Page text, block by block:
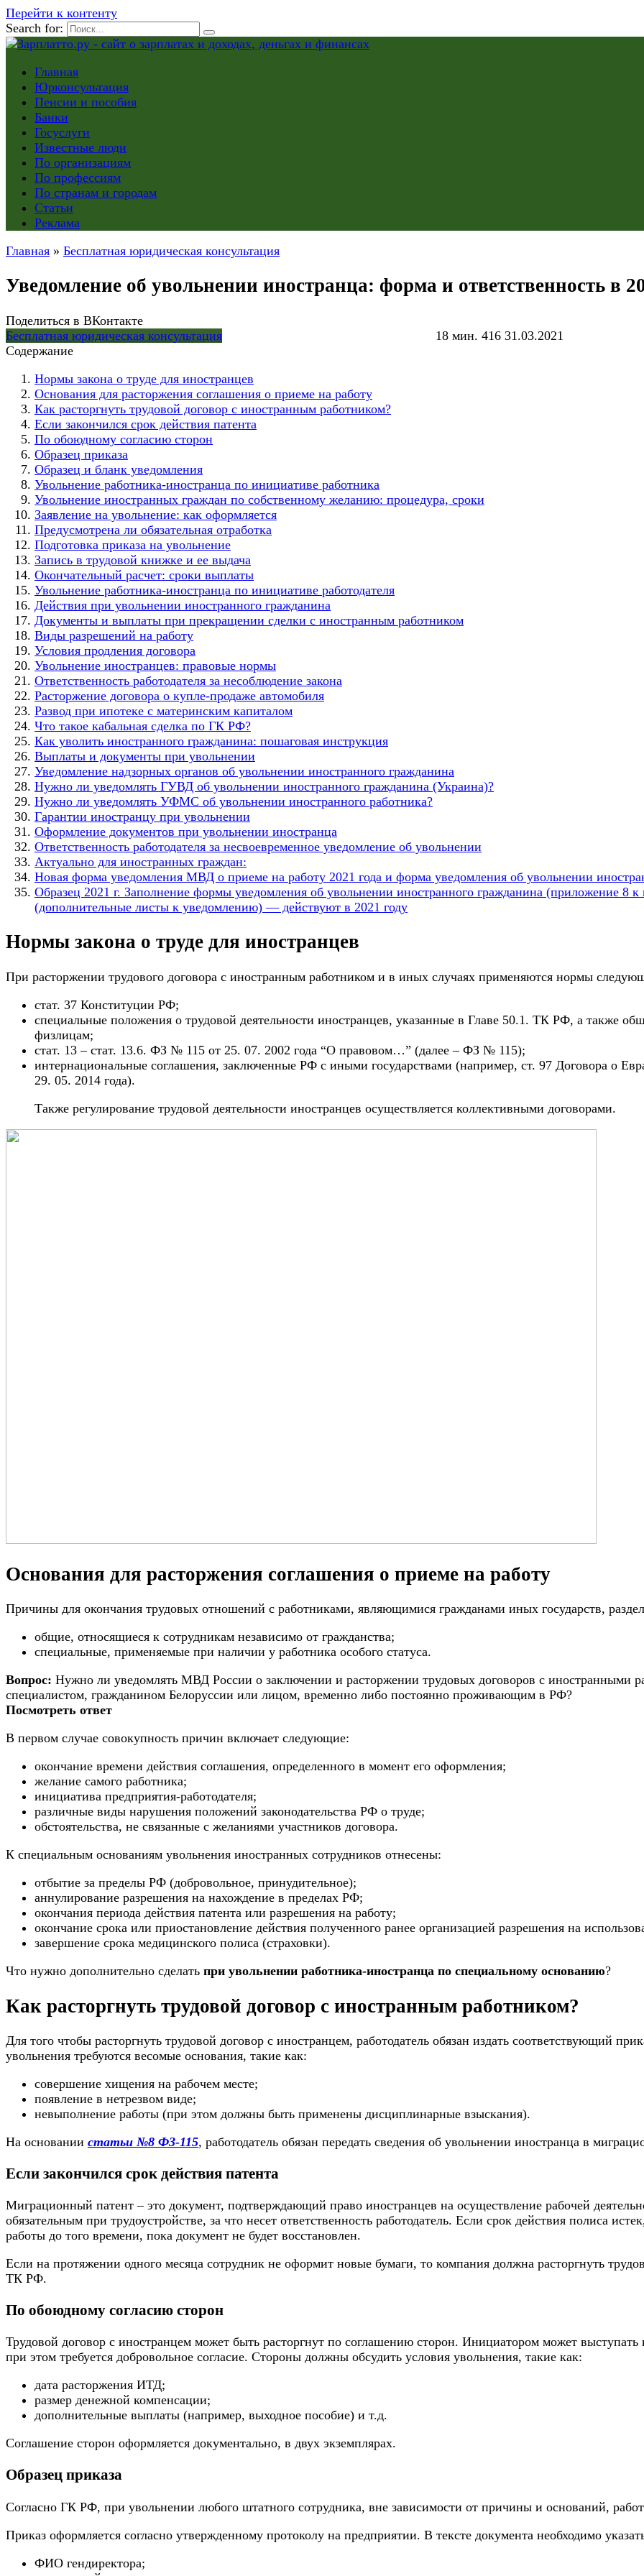
Перейти к контенту
Search for:
Главная
Юрконсультация
Пенсии и пособия
Банки
Госуслуги
Известные люди
По организациям
По профессиям
По странам и городам
Статьи
Реклама
Главная » Бесплатная юридическая консультация
Уведомление об увольнении иностранца: форма и ответственность в
Поделиться в ВКонтакте
Бесплатная юридическая консультация
18 мин. 416 31.03.2021
Содержание
Нормы закона о труде для иностранцев
Основания для расторжения соглашения о приеме на работу
Как расторгнуть трудовой договор с иностранным работником?
Если закончился срок действия патента
По обоюдному согласию сторон
Образец приказа
Образец и бланк уведомления
Увольнение работника-иностранца по инициативе работника
Увольнение иностранных граждан по собственному желанию: процедура, сроки
Заявление на увольнение: как оформляется
Предусмотрена ли обязательная отработка
Подготовка приказа на увольнение
Запись в трудовой книжке и ее выдача
Окончательный расчет: сроки выплаты
Увольнение работника-иностранца по инициативе работодателя
Действия при увольнении иностранного гражданина
Документы и выплаты при прекращении сделки с иностранным работником
Виды разрешений на работу
Условия продления договора
Увольнение иностранцев: правовые нормы
Ответственность работодателя за несоблюдение закона
Расторжение договора о купле-продаже автомобиля
Развод при ипотеке с материнским капиталом
Что такое кабальная сделка по ГК РФ?
Как уволить иностранного гражданина: пошаговая инструкция
Выплаты и документы при увольнении
Уведомление надзорных органов об увольнении иностранного гражданина
Нужно ли уведомлять ГУВД об увольнении иностранного гражданина (Украина)?
Нужно ли уведомлять УФМС об увольнении иностранного работника?
Гарантии иностранцу при увольнении
Оформление документов при увольнении иностранца
Ответственность работодателя за несвоевременное уведомление об увольнении
Актуально для иностранных граждан:
Новая форма уведомления МВД о приеме на работу 2021 года и форма уведомления об увольнении
Образец 2021 г. Заполнение формы уведомления об увольнении иностранного гражданина (приложение
(дополнительные листы к уведомлению) — действуют в 2021 году
Нормы закона о труде для иностранцев
При расторжении трудового договора с иностранным работником и в иных случаях применяются нормы
стат. 37 Конституции РФ;
специальные положения о трудовой деятельности иностранцев, указанные в Главе 50.1. ТК РФ, а также
физлицам;
стат. 13 – стат. 13.6. ФЗ № 115 от 25. 07. 2002 года “О правовом…” (далее – ФЗ № 115);
интернациональные соглашения, заключенные РФ с иными государствами (например, ст. 97 Договора о
29. 05. 2014 года).
Также регулирование трудовой деятельности иностранцев осуществляется коллективными договорами.
Основания для расторжения соглашения о приеме на работу
Причины для окончания трудовых отношений с работниками, являющимися гражданами иных государств,
общие, относящиеся к сотрудникам независимо от гражданства;
специальные, применяемые при наличии у работника особого статуса.
Вопрос: Нужно ли уведомлять МВД России о заключении и расторжении трудовых договоров с
специалистом, гражданином Белоруссии или лицом, временно либо постоянно проживающим в РФ?
Посмотреть ответ
В первом случае совокупность причин включает следующие:
окончание времени действия соглашения, определенного в момент его оформления;
желание самого работника;
инициатива предприятия-работодателя;
различные виды нарушения положений законодательства РФ о труде;
обстоятельства, не связанные с желаниями участников договора.
К специальным основаниям увольнения иностранных сотрудников отнесены:
отбытие за пределы РФ (добровольное, принудительное);
аннулирование разрешения на нахождение в пределах РФ;
окончания периода действия патента или разрешения на работу;
окончание срока или приостановление действия полученного ранее организацией разрешения на
завершение срока медицинского полиса (страховки).
Что нужно дополнительно сделать при увольнении работника-иностранца по специальному основанию?
Как расторгнуть трудовой договор с иностранным работником?
Для того чтобы расторгнуть трудовой договор с иностранцем, работодатель обязан издать соответствующий
увольнения требуются весомые основания, такие как:
совершение хищения на рабочем месте;
появление в нетрезвом виде;
невыполнение работы (при этом должны быть применены дисциплинарные взыскания).
На основании статьи №8 ФЗ-115, работодатель обязан передать сведения об увольнении иностранца в
Если закончился срок действия патента
Миграционный патент – это документ, подтверждающий право иностранцев на осуществление рабочей
обязательным при трудоустройстве, за что несет ответственность работодатель. Если срок действия полиса
работы до того времени, пока документ не будет восстановлен.
Если на протяжении одного месяца сотрудник не оформит новые бумаги, то компания должна расторгнуть
ТК РФ.
По обоюдному согласию сторон
Трудовой договор с иностранцем может быть расторгнут по соглашению сторон. Инициатором может выступать
при этом требуется добровольное согласие. Стороны должны обсудить условия увольнения, такие как:
дата расторжения ИТД;
размер денежной компенсации;
дополнительные выплаты (например, выходное пособие) и т.д.
Соглашение сторон оформляется документально, в двух экземплярах.
Образец приказа
Согласно ГК РФ, при увольнении любого штатного сотрудника, вне зависимости от причины и оснований,
Приказ оформляется согласно утвержденному протоколу на предприятии. В тексте документа необходимо
ФИО гендиректора;